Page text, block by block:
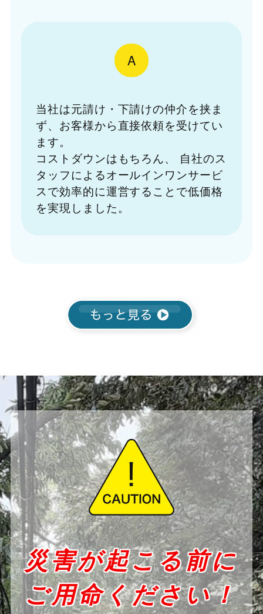
A
当社は元請け・下請けの仲介を挟ま
ず、お客様から直接依頼を受けてい
ます。
コストダウンはもちろん、
自社のス
タッフによるオールインワンサービ
スで効率的に運営することで低価格
を実現しました。
災害が起こる前に
ご用命ください！